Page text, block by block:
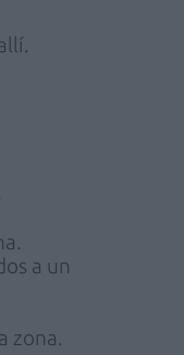
a un
zona.